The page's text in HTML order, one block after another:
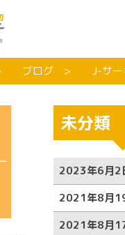
ブログ J-サー
未分類
2023年6月2
2021年8月
2021年8月